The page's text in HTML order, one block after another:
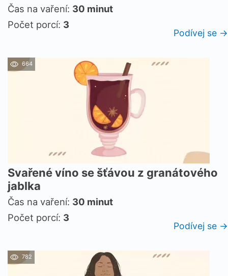
Čas na vaření: 30 minut
Počet porcí: 3
Podívej se →
664
Svařené víno se šťávou z granátového
jablka
Čas na vaření: 30 minut
Počet porcí: 3
Podívej se →
782